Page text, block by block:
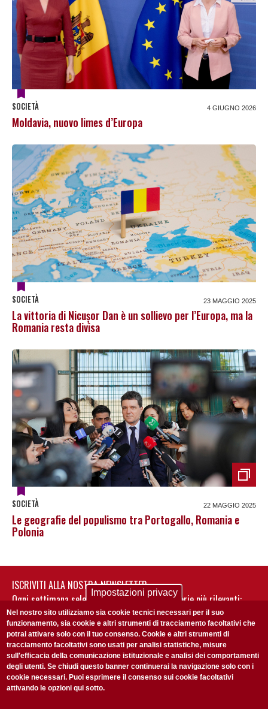
SOCIETÀ 4 GIUGNO 2026
Moldavia, nuovo limes d’Europa
SOCIETÀ 23 MAGGIO 2025
La vittoria di Nicușor Dan è un sollievo per l’Europa, ma la
Romania resta divisa
SOCIETÀ 22 MAGGIO 2025
Le geografie del populismo tra Portogallo, Romania e
Polonia
ISCRIVITI ALLA NOSTRA NEWSLETTER
Ogni settimana selezioniamo per te nostre storie più rilevanti:
non perderti gli aggiornamenti della nostra newsletter
Accetto laPrivacy Policy
Impostazioni privacy
Nel nostro sito utilizziamo sia cookie tecnici necessari per il suo
funzionamento, sia cookie e altri strumenti di tracciamento facoltativi che
potrai attivare solo con il tuo consenso. Cookie e altri strumenti di
tracciamento facoltativi sono usati per analisi statistiche, misure
sull'efficacia della comunicazione istituzionale e analisi dei comportamenti
degli utenti. Se chiudi questo banner continuerai la navigazione solo con i
cookie necessari. Puoi esprimere il consenso sui cookie facoltativi
attivando le opzioni qui sotto.